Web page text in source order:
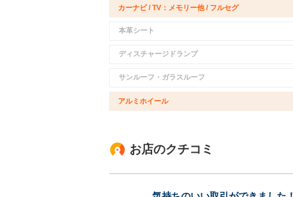
カーナビ / TV：メモリー他 / フルセグ
本革シート
ディスチャージドランプ
サンルーフ・ガラスルーフ
アルミホイール
お店のクチコミ